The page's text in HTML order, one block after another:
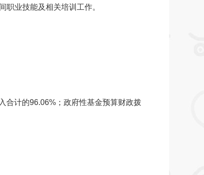
业技能及相关培训工作。
合计的96.06%；政府性基金预算财政拨